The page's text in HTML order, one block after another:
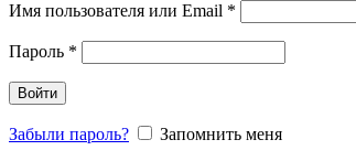
Имя пользователя или Email *
Пароль *
Войти
Забыли пароль?
Запомнить меня